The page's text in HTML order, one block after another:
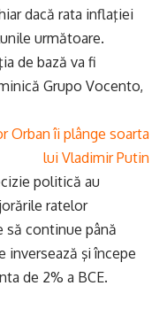
dacă rata inflaţiei
următoare.
de bază va fi
Grupo Vocento,
Orban îi plânge soarta
lui Vladimir Putin
politică au
ratelor
să continue până
inversează şi începe
de 2% a BCE.